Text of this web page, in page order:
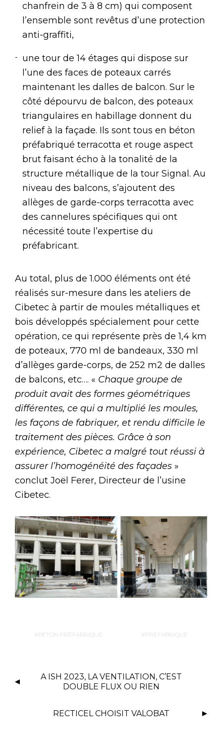
chanfrein de 3 à 8 cm) qui composent
l’ensemble sont revêtus d’une protection
anti-graffiti,
une tour de 14 étages qui dispose sur
l’une des faces de poteaux carrés
maintenant les dalles de balcon. Sur le
côté dépourvu de balcon, des poteaux
triangulaires en habillage donnent du
relief à la façade. Ils sont tous en béton
préfabriqué terracotta et rouge aspect
brut faisant écho à la tonalité de la
structure métallique de la tour Signal. Au
niveau des balcons, s’ajoutent des
allèges de garde-corps terracotta avec
des cannelures spécifiques qui ont
nécessité toute l’expertise du
préfabricant.
Au total, plus de 1.000 éléments ont été
réalisés sur-mesure dans les ateliers de
Cibetec à partir de moules métalliques et
bois développés spécialement pour cette
opération, ce qui représente près de 1,4 km
de poteaux, 770 ml de bandeaux, 330 ml
d’allèges garde-corps, de 252 m2 de dalles
de balcons, etc…. « Chaque groupe de
produit avait des formes géométriques
différentes, ce qui a multiplié les moules,
les façons de fabriquer, et rendu difficile le
traitement des pièces. Grâce à son
expérience, Cibetec a malgré tout réussi à
assurer l’homogénéité des façades »
conclut Joël Ferer, Directeur de l’usine
Cibetec.
BÉTON PRÉFABRIQUÉ PRÉFABRIQUÉ
A ISH 2023, LA VENTILATION, C’EST
DOUBLE FLUX OU RIEN
RECTICEL CHOISIT VALOBAT